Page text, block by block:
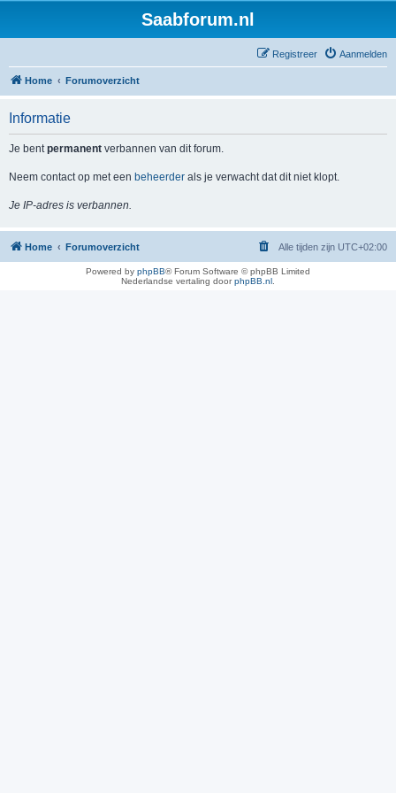
Saabforum.nl
Aanmelden
Registreer
Home Forumoverzicht
Informatie
Je bentpermanent verbannen van dit forum.
Neem contact op met een beheerder als je verwacht dat dit niet klopt.
Je IP-adres is verbannen.
Home Forumoverzicht Alle tijden zijn UTC+02:00
Powered by phpBB® Forum Software © phpBB Limited
Nederlandse vertaling doorphpBB.nl